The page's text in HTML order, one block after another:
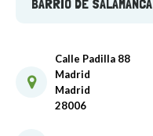
BARRIO DE SALAMANCA
Calle Padilla 88
Madrid
Madrid
28006